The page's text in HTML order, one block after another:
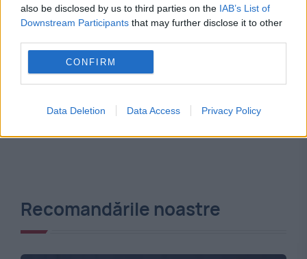
also be disclosed by us to third parties on the IAB’s List of
Downstream Participants that may further disclose it to other
CONFIRM
Data Deletion Data Access Privacy Policy
Recomandările noastre